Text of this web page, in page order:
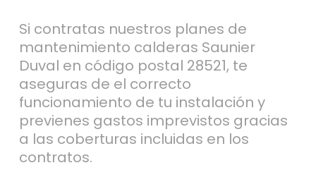
Si contratas nuestros planes de
mantenimiento calderas Saunier
Duval en código postal 28521, te
aseguras de el correcto
funcionamiento de tu instalación y
previenes gastos imprevistos gracias
a las coberturas incluidas en los
contratos.